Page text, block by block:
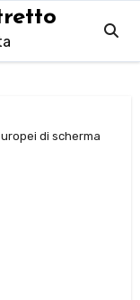
di scherma